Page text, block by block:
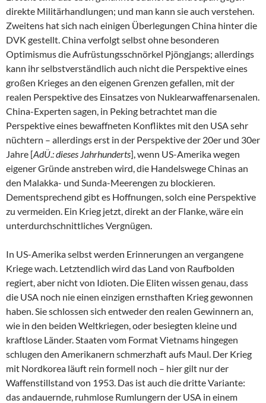
direkte Militärhandlungen; und man kann sie auch verstehen.
Zweitens hat sich nach einigen Überlegungen China hinter die
DVK gestellt. China verfolgt selbst ohne besonderen
Optimismus die Aufrüstungsschnörkel Pjöngjangs; allerdings
kann ihr selbstverständlich auch nicht die Perspektive eines
großen Krieges an den eigenen Grenzen gefallen, mit der
realen Perspektive des Einsatzes von Nuklearwaffenarsenalen.
China-Experten sagen, in Peking betrachtet man die
Perspektive eines bewaffneten Konfliktes mit den USA sehr
nüchtern – allerdings erst in der Perspektive der 20er und 30er
Jahre [AdÜ.: dieses Jahrhunderts], wenn US-Amerika wegen
eigener Gründe anstreben wird, die Handelswege Chinas an
den Malakka- und Sunda-Meerengen zu blockieren.
Dementsprechend gibt es Hoffnungen, solch eine Perspektive
zu vermeiden. Ein Krieg jetzt, direkt an der Flanke, wäre ein
unterdurchschnittliches Vergnügen.
In US-Amerika selbst werden Erinnerungen an vergangene
Kriege wach. Letztendlich wird das Land von Raufbolden
regiert, aber nicht von Idioten. Die Eliten wissen genau, dass
die USA noch nie einen einzigen ernsthaften Krieg gewonnen
haben. Sie schlossen sich entweder den realen Gewinnern an,
wie in den beiden Weltkriegen, oder besiegten kleine und
kraftlose Länder. Staaten vom Format Vietnams hingegen
schlugen den Amerikanern schmerzhaft aufs Maul. Der Krieg
mit Nordkorea läuft rein formell noch – hier gilt nur der
Waffenstillstand von 1953. Das ist auch die dritte Variante:
das andauernde, ruhmlose Rumlungern der USA in einem